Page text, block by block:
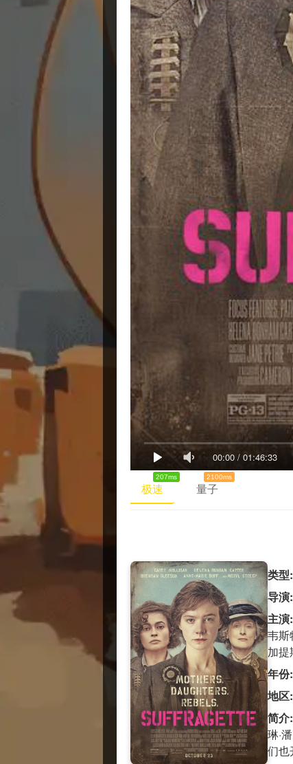
00:00 /01:46:33
极速
207ms
量子
2100ms
类型:
导演:
主演:
韦斯
加提
年份:
地区:
简介:
琳·
们也